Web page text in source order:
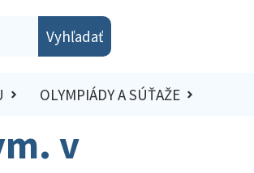
Vyhľadať
OLYMPIÁDY A SÚŤAŽE
v